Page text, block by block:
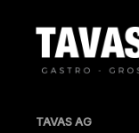
TAVAS AG